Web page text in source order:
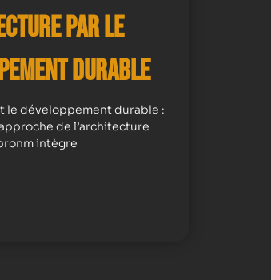
par le
Durable
le développement durable :
de l’architecture
intègre